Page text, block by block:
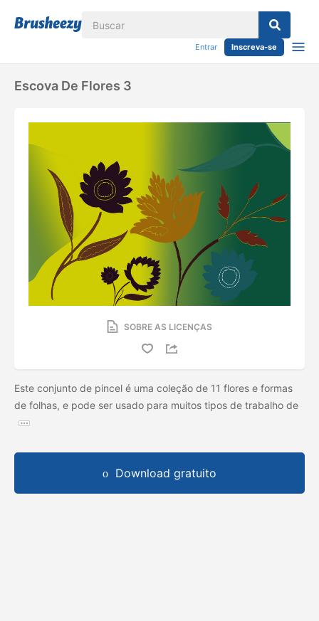
Entrar Inscreva-se
Escova De Flores 3
SOBRE AS LICENÇAS
Este conjunto de pincel é uma coleção de 11 flores e formas
de folhas, e pode ser usado para muitos tipos de trabalho de
Download gratuito